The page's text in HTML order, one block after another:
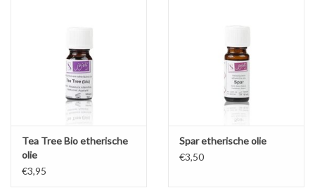
Tea Tree Bio etherische
olie
€3,95
Spar etherische olie
€3,50